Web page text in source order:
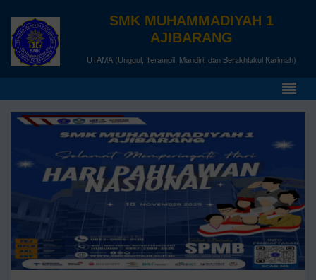
SMK MUHAMMADIYAH 1
AJIBARANG
UTAMA (Unggul, Terampil, Mandiri, dan Berakhlakul Karimah)